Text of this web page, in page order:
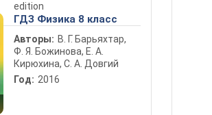
edition
ГДЗ Физика 8 класс
Авторы: В. Г. Барьяхтар,
Ф. Я. Божинова, Е. А.
Кирюхина, С. А. Довгий
Год: 2016